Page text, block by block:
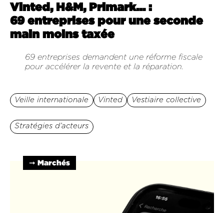
Vinted, H&M, Primark… :
69 entreprises pour une seconde
main moins taxée
69 entreprises demandent une réforme fiscale
pour accélérer la revente et la réparation.
Veille internationale Vinted Vestiaire collective
Stratégies d’acteurs
➞ Marchés